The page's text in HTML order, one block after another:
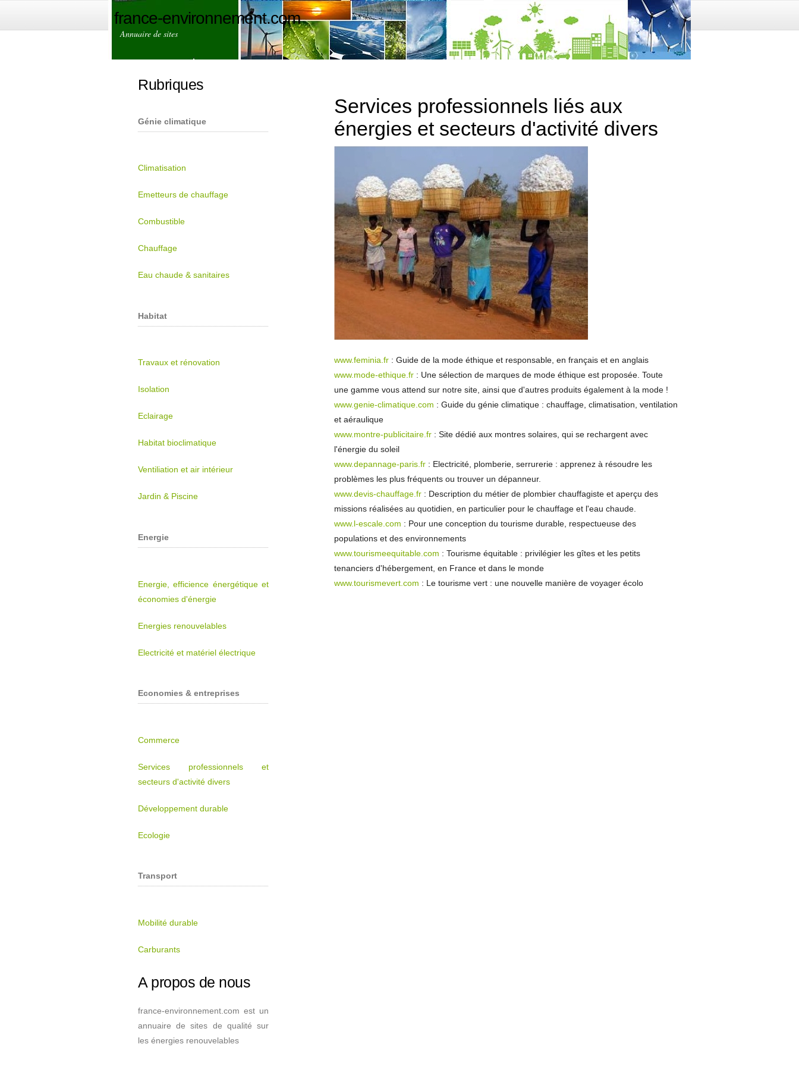
france-environnement.com
Annuaire de sites
Services professionnels liés aux
énergies et secteurs d'activité divers
www.feminia.fr : Guide de la mode éthique et responsable, en français et en anglais
www.mode-ethique.fr : Une sélection de marques de mode éthique est proposée. Toute
une gamme vous attend sur notre site, ainsi que d'autres produits également à la mode !
www.genie-climatique.com : Guide du génie climatique : chauffage, climatisation, ventilation
et aéraulique
www.montre-publicitaire.fr : Site dédié aux montres solaires, qui se rechargent avec
l'énergie du soleil
www.depannage-paris.fr : Electricité, plomberie, serrurerie : apprenez à résoudre les
problèmes les plus fréquents ou trouver un dépanneur.
www.devis-chauffage.fr : Description du métier de plombier chauffagiste et aperçu des
missions réalisées au quotidien, en particulier pour le chauffage et l'eau chaude.
www.l-escale.com : Pour une conception du tourisme durable, respectueuse des
populations et des environnements
www.tourismeequitable.com : Tourisme équitable : privilégier les gîtes et les petits
tenanciers d'hébergement, en France et dans le monde
www.tourismevert.com : Le tourisme vert : une nouvelle manière de voyager écolo
Rubriques
Génie climatique
Climatisation
Emetteurs de chauffage
Combustible
Chauffage
Eau chaude & sanitaires
Habitat
Travaux et rénovation
Isolation
Eclairage
Habitat bioclimatique
Ventiliation et air intérieur
Jardin & Piscine
Energie
Energie, efficience énergétique et
économies d'énergie
Energies renouvelables
Electricité et matériel électrique
Economies & entreprises
Commerce
Services professionnels et
secteurs d'activité divers
Développement durable
Ecologie
Transport
Mobilité durable
Carburants
A propos de nous
france-environnement.com est un
annuaire de sites de qualité sur
les énergies renouvelables